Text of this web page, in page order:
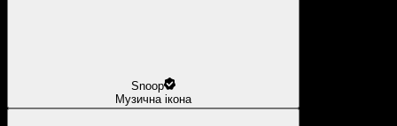
Snoop
Музична ікона